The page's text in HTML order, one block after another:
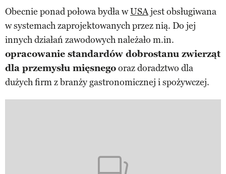
Obecnie ponad połowa bydła wUSAjest obsługiwana
w systemach zaprojektowanych przez nią. Do jej
innych działań zawodowych należało m.in.
opracowanie standardów dobrostanu zwierząt
dla przemysłu mięsnegooraz doradztwo dla
dużych firm z branży gastronomicznej i spożywczej.